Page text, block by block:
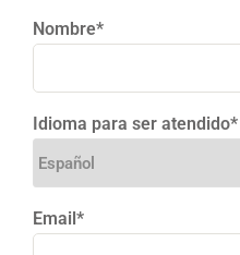
Nombre*
Idioma para ser atendido*
Email*